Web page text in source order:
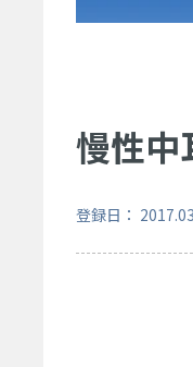
慢性中
登録日：